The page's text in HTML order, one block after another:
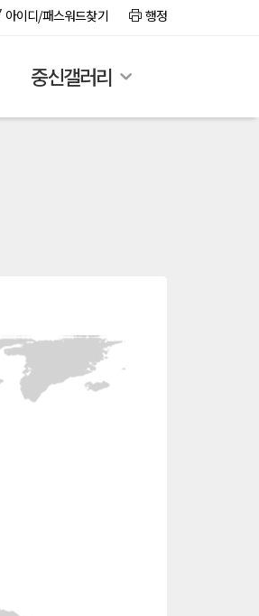
아이디/패스워드찾기 행정
중신갤러리